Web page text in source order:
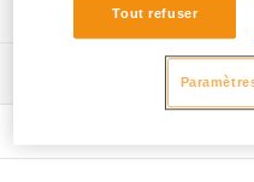
ou un site industriel,
Matière(s): polyamide
Informations techniques
Télécharger le pdf
Déclaration de conformité
NEWTON HI-VIZpdf
Tout refuser